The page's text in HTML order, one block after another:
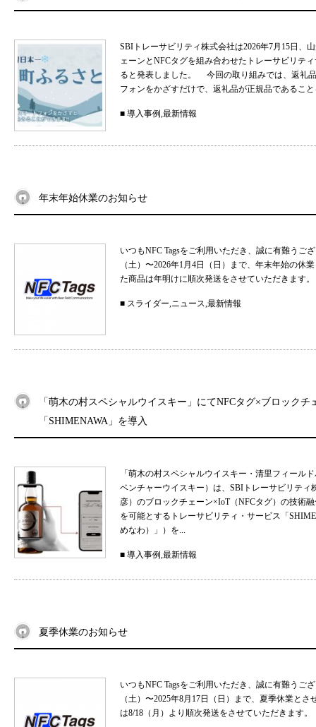
SBIトレーサビリティ株式会社は2026年7月15日、
ェーンとNFCタグを組み合わせたトレーサビリテ
ると発表しました。 今回の取り組みでは、返礼
フォンをかざすだけで、返礼品が正規品であるこ
■ 導入事例,最新情報
年末年始休業のお知らせ
いつもNFC Tagsをご利用いただき、誠に有難う
（土）〜2026年1月4日（日）まで、年末年始の
た商品は年明けに順次発送をさせていただきます
■ スライダー,ニュース,最新情報
「萌木の村スペシャルウイスキー」にてNFCタグ×ブロックチ
「SHIMENAWA」を導入
「萌木の村スペシャルウイスキー・清里フィール
ベンチャーウイスキー）は、SBIトレーサビリテ
彦）のブロックチェーン×IoT（NFCタグ）の技術
を可能とするトレーサビリティ・サービス「
めなわ）」）を...
■ 導入事例,最新情報
夏季休業のお知らせ
いつもNFC Tagsをご利用いただき、誠に有難う
（土）〜2025年8月17日（日）まで、夏季休業と
は8/18（月）より順次発送をさせていただきま